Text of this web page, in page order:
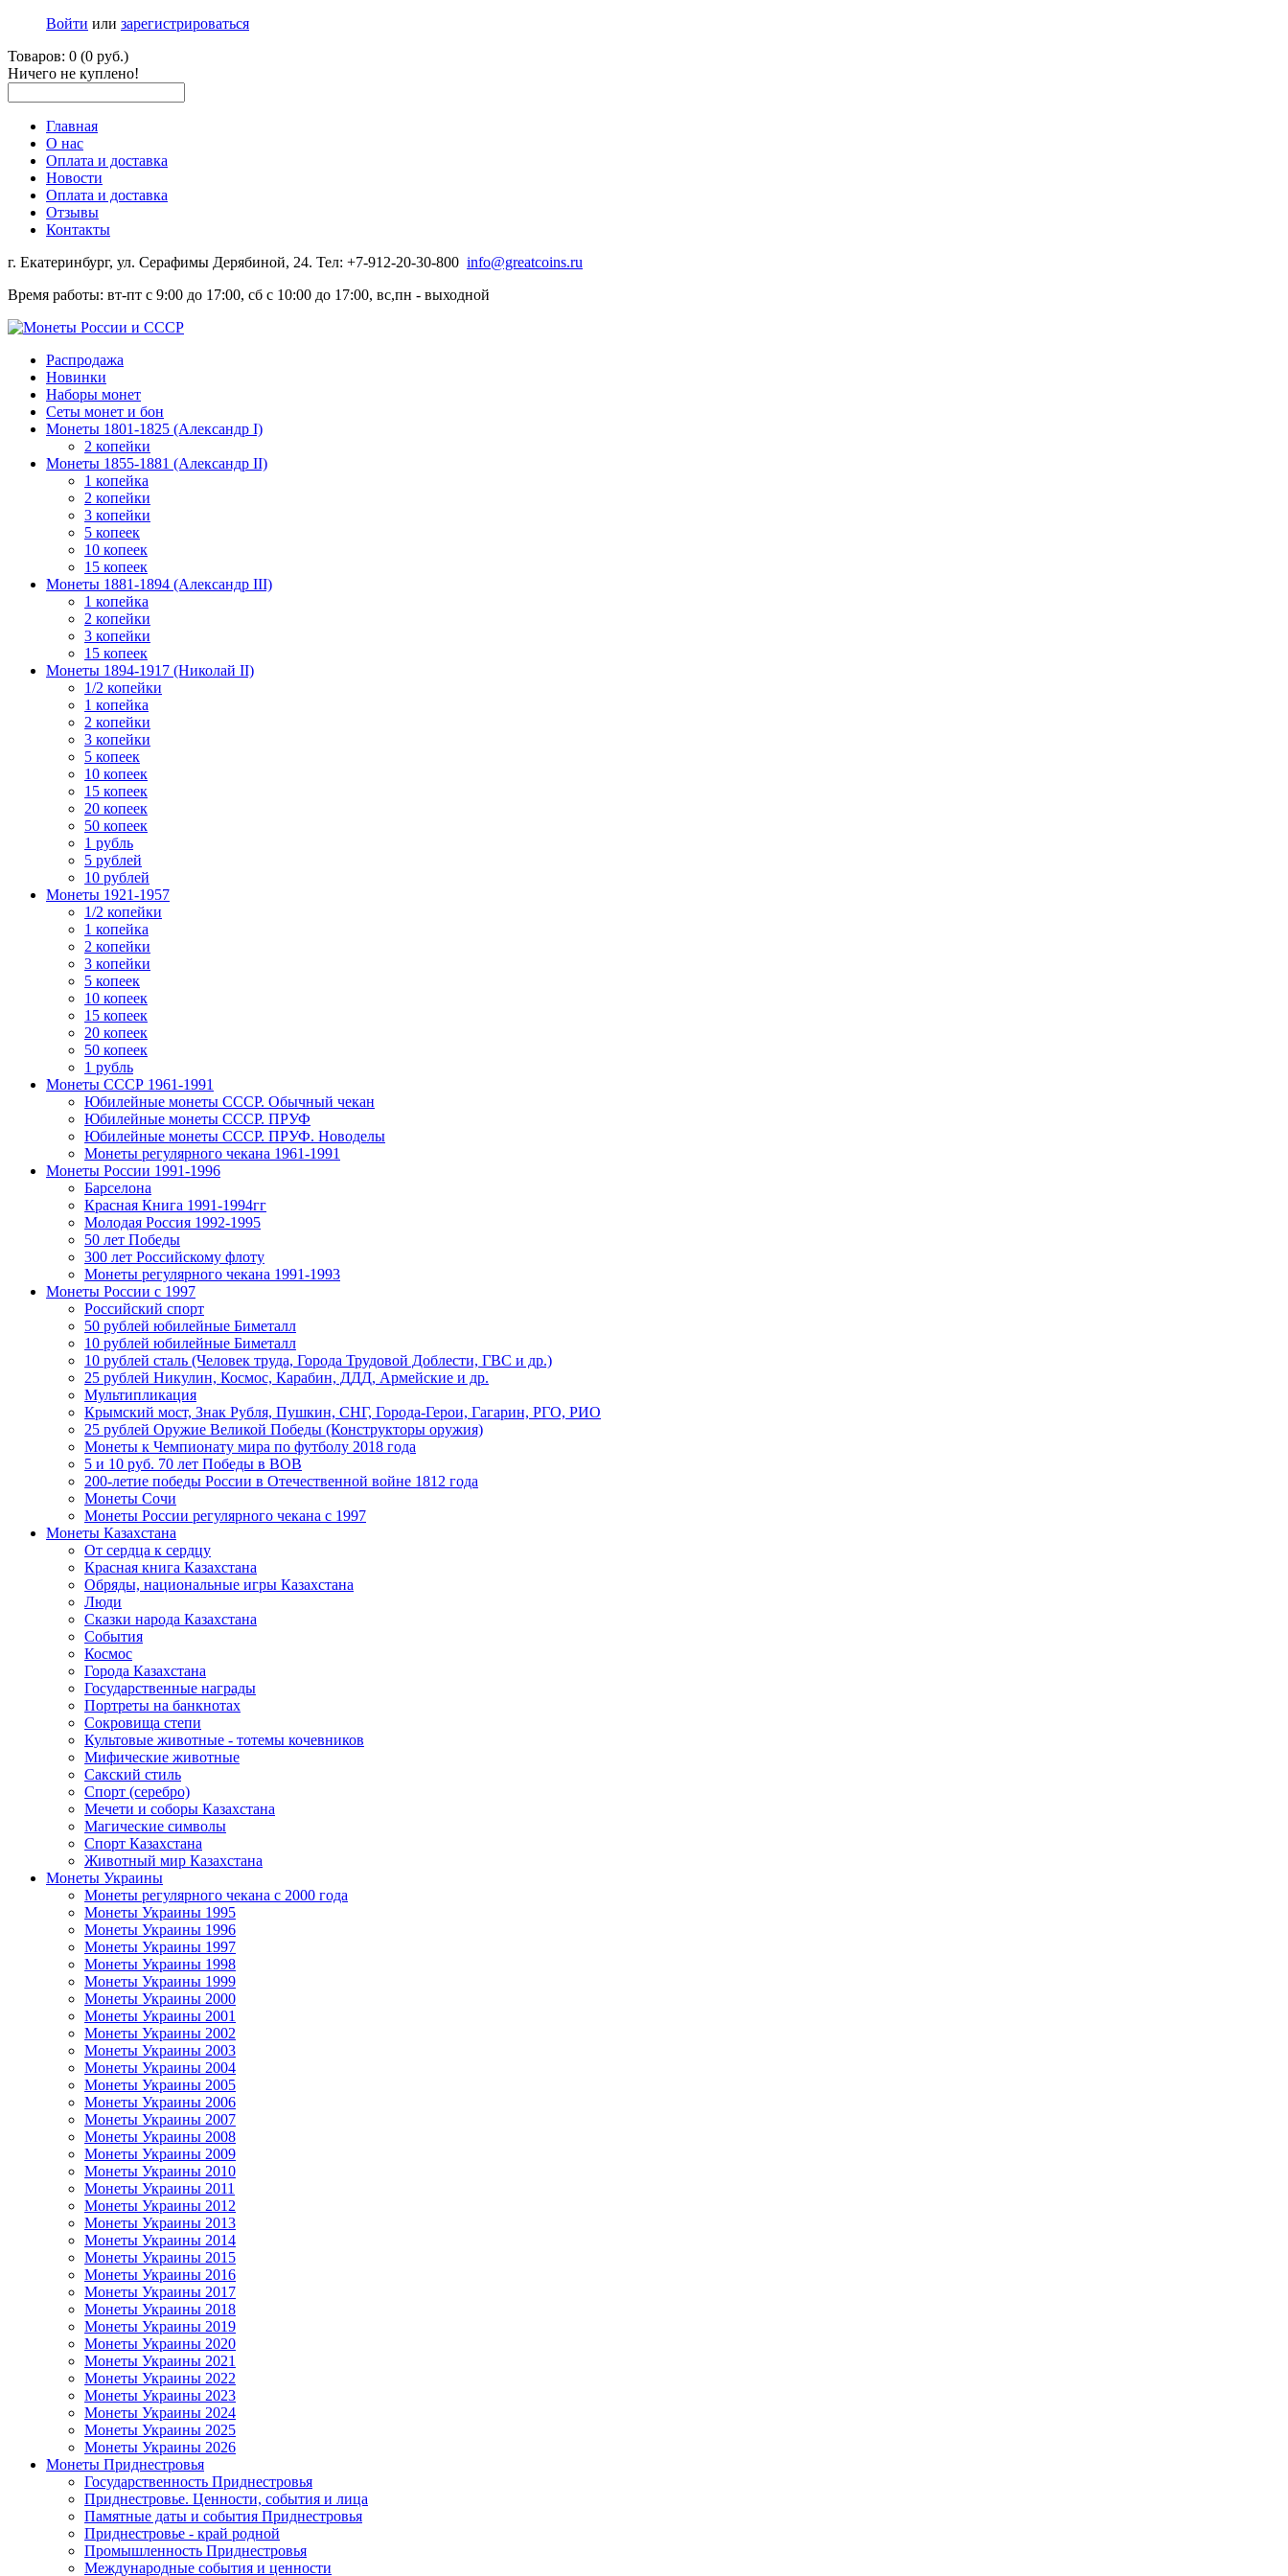
Войти или зарегистрироваться
Товаров: 0 (0 руб.)
Ничего не куплено!
Главная
О нас
Оплата и доставка
Новости
Оплата и доставка
Отзывы
Контакты
г. Екатеринбург, ул. Серафимы Дерябиной, 24. Тел: +7-912-20-30-800 info@greatcoins.ru
Время работы: вт-пт с 9:00 до 17:00, сб с 10:00 до 17:00, вс,пн - выходной
Распродажа
Новинки
Наборы монет
Сеты монет и бон
Монеты 1801-1825 (Александр I)
2 копейки
Монеты 1855-1881 (Александр II)
1 копейка
2 копейки
3 копейки
5 копеек
10 копеек
15 копеек
Монеты 1881-1894 (Александр III)
1 копейка
2 копейки
3 копейки
15 копеек
Монеты 1894-1917 (Николай II)
1/2 копейки
1 копейка
2 копейки
3 копейки
5 копеек
10 копеек
15 копеек
20 копеек
50 копеек
1 рубль
5 рублей
10 рублей
Монеты 1921-1957
1/2 копейки
1 копейка
2 копейки
3 копейки
5 копеек
10 копеек
15 копеек
20 копеек
50 копеек
1 рубль
Монеты СССР 1961-1991
Юбилейные монеты СССР. Обычный чекан
Юбилейные монеты СССР. ПРУФ
Юбилейные монеты СССР. ПРУФ. Новоделы
Монеты регулярного чекана 1961-1991
Монеты России 1991-1996
Барселона
Красная Книга 1991-1994гг
Молодая Россия 1992-1995
50 лет Победы
300 лет Российскому флоту
Монеты регулярного чекана 1991-1993
Монеты России c 1997
Российский спорт
50 рублей юбилейные Биметалл
10 рублей юбилейные Биметалл
10 рублей сталь (Человек труда, Города Трудовой Доблести, ГВС и др.)
25 рублей Никулин, Космос, Карабин, ДДД, Армейские и др.
Мультипликация
Крымский мост, Знак Рубля, Пушкин, СНГ, Города-Герои, Гагарин, РГО, РИО
25 рублей Оружие Великой Победы (Конструкторы оружия)
Монеты к Чемпионату мира по футболу 2018 года
5 и 10 руб. 70 лет Победы в ВОВ
200-летие победы России в Отечественной войне 1812 года
Монеты Сочи
Монеты России регулярного чекана с 1997
Монеты Казахстана
От сердца к сердцу
Красная книга Казахстана
Обряды, национальные игры Казахстана
Люди
Сказки народа Казахстана
События
Космос
Города Казахстана
Государственные награды
Портреты на банкнотах
Сокровища степи
Культовые животные - тотемы кочевников
Мифические животные
Сакский стиль
Спорт (серебро)
Мечети и соборы Казахстана
Магические символы
Спорт Казахстана
Животный мир Казахстана
Монеты Украины
Монеты регулярного чекана с 2000 года
Монеты Украины 1995
Монеты Украины 1996
Монеты Украины 1997
Монеты Украины 1998
Монеты Украины 1999
Монеты Украины 2000
Монеты Украины 2001
Монеты Украины 2002
Монеты Украины 2003
Монеты Украины 2004
Монеты Украины 2005
Монеты Украины 2006
Монеты Украины 2007
Монеты Украины 2008
Монеты Украины 2009
Монеты Украины 2010
Монеты Украины 2011
Монеты Украины 2012
Монеты Украины 2013
Монеты Украины 2014
Монеты Украины 2015
Монеты Украины 2016
Монеты Украины 2017
Монеты Украины 2018
Монеты Украины 2019
Монеты Украины 2020
Монеты Украины 2021
Монеты Украины 2022
Монеты Украины 2023
Монеты Украины 2024
Монеты Украины 2025
Монеты Украины 2026
Монеты Приднестровья
Государственность Приднестровья
Приднестровье. Ценности, события и лица
Памятные даты и события Приднестровья
Приднестровье - край родной
Промышленность Приднестровья
Международные события и ценности